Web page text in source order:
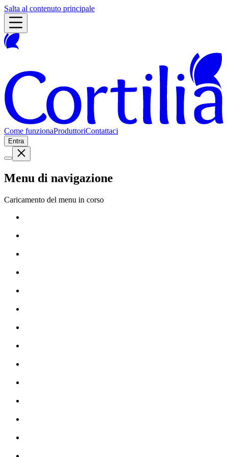
Salta al contenuto principale
Come funzionaProduttoriContattaci
Entra
Menu di navigazione
Caricamento del menu in corso